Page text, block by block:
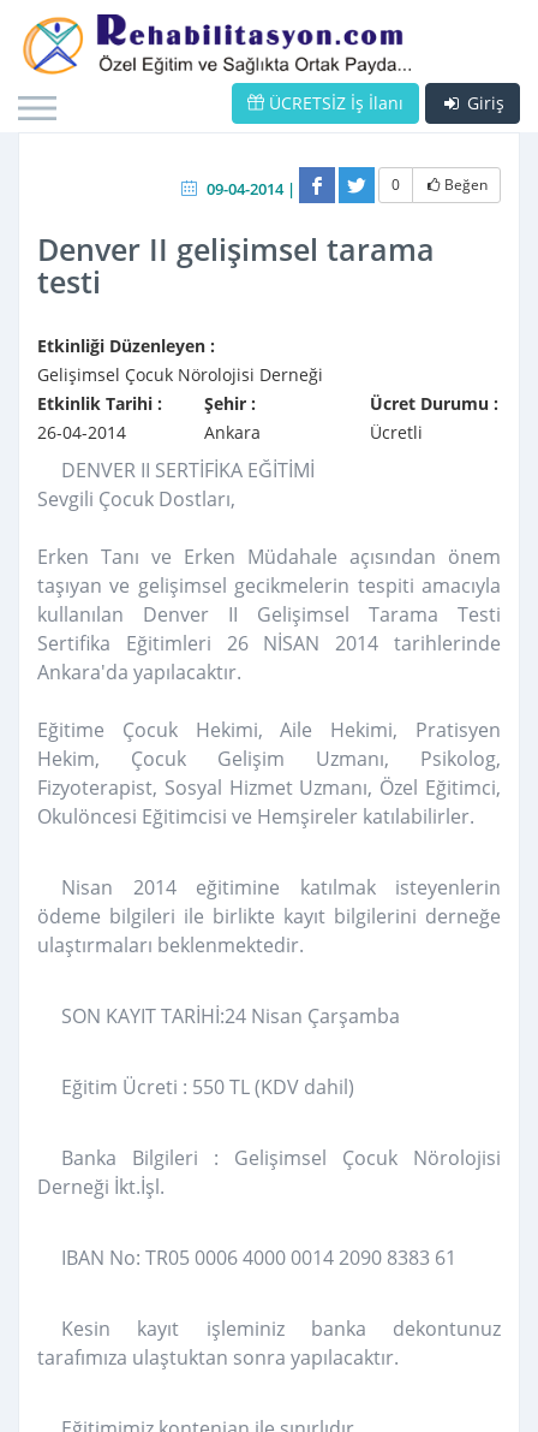
Giriş
ÜCRETSİZ İş İlanı
09-04-2014 | 0 Beğen
Denver II gelişimsel tarama
testi
Etkinliği Düzenleyen :
Gelişimsel Çocuk Nörolojisi Derneği
Etkinlik Tarihi :
26-04-2014
Şehir :
Ankara
Ücret Durumu :
Ücretli
DENVER II SERTİFİKA EĞİTİMİ
Sevgili Çocuk Dostları,
Erken Tanı ve Erken Müdahale açısından önem
taşıyan ve gelişimsel gecikmelerin tespiti amacıyla
kullanılan Denver II Gelişimsel Tarama Testi
Sertifika Eğitimleri 26 NİSAN 2014 tarihlerinde
Ankara'da yapılacaktır.
Eğitime Çocuk Hekimi, Aile Hekimi, Pratisyen
Hekim, Çocuk Gelişim Uzmanı, Psikolog,
Fizyoterapist, Sosyal Hizmet Uzmanı, Özel Eğitimci,
Okulöncesi Eğitimcisi ve Hemşireler katılabilirler.
Nisan 2014 eğitimine katılmak isteyenlerin
ödeme bilgileri ile birlikte kayıt bilgilerini derneğe
ulaştırmaları beklenmektedir.
SON KAYIT TARİHİ:24 Nisan Çarşamba
Eğitim Ücreti : 550 TL (KDV dahil)
Banka Bilgileri : Gelişimsel Çocuk Nörolojisi
Derneği İkt.İşl.
IBAN No: TR05 0006 4000 0014 2090 8383 61
Kesin kayıt işleminiz banka dekontunuz
tarafımıza ulaştuktan sonra yapılacaktır.